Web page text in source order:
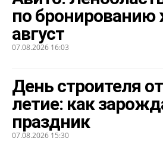
по бронированию
август
07.08.2026 16:03
День строителя
летие: как
праздник
07.08.2026 15:30